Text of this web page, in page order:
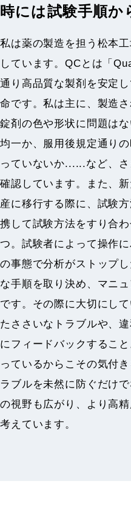
時には試験手順か
私は薬の製造を担う松本
しています。QCとは「
通り高品質な製剤を安定
命です。私は主に、製造
錠剤の色や形状に問題は
均一か、服用後規定通り
っていないか......など、
確認しています。また、
産に移行する際に、試験
携して試験方法をすり合
つ。試験者によって操作
の事態で分析がストップ
な手順を取り決め、マニ
です。その際に大切にし
たささいなトラブルや、
にフィードバックするこ
っているからこその気付
ラブルを未然に防ぐだけ
の視野も広がり、より高
考えています。